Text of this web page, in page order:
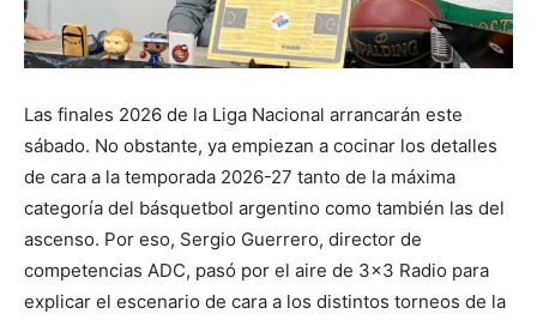
Las finales 2026 de la Liga Nacional arrancarán este
sábado. No obstante, ya empiezan a cocinar los detalles
de cara a la temporada 2026-27 tanto de la máxima
categoría del básquetbol argentino como también las del
ascenso. Por eso, Sergio Guerrero, director de
competencias ADC, pasó por el aire de 3×3 Radio para
explicar el escenario de cara a los distintos torneos de la